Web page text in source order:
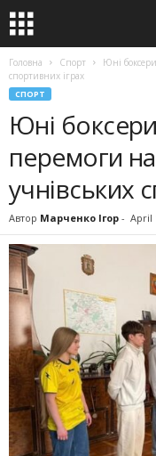
Головна Спорт
Юні
спортивних іграх
СПОРТ
Юні
перемоги на
учнівських
Автор Марченко Ігор - April